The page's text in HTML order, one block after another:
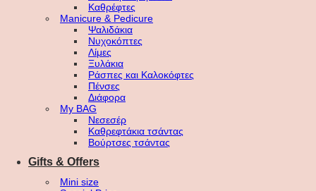
Καθρέφτες
Manicure & Pedicure
Ψαλιδάκια
Νυχοκόπτες
Λίμες
Ξυλάκια
Ράσπες και Καλοκόφτες
Πένσες
Διάφορα
My BAG
Νεσεσέρ
Καθρεφτάκια τσάντας
Βούρτσες τσάντας
Gifts & Offers
Mini size